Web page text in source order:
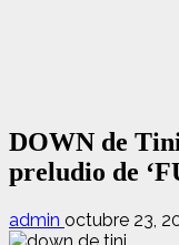
DOWN de
preludio de
admin octubre 23,